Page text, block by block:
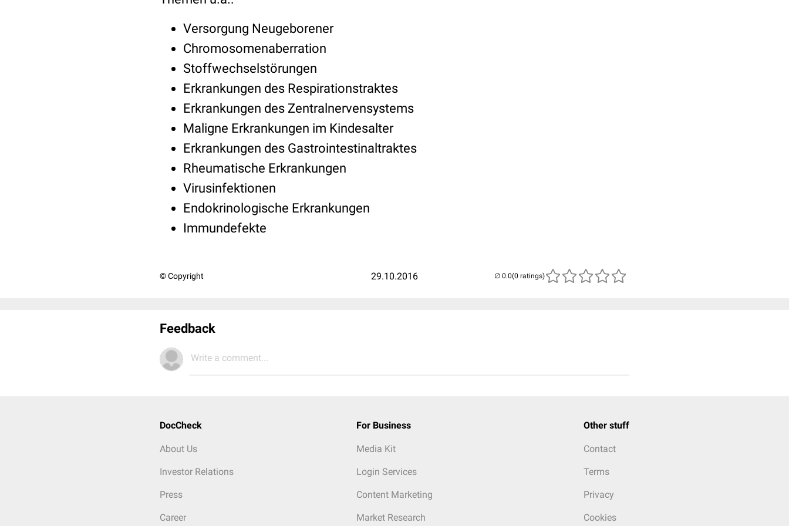
Versorgung Neugeborener
Chromosomenaberration
Stoffwechselstörungen
Erkrankungen des Respirationstraktes
Erkrankungen des Zentralnervensystems
Maligne Erkrankungen im Kindesalter
Erkrankungen des Gastrointestinaltraktes
Rheumatische Erkrankungen
Virusinfektionen
Endokrinologische Erkrankungen
Immundefekte
© Copyright 29.10.2016 (0 ratings)
Feedback
Write a comment...
DocCheck
About Us
Investor Relations
Press
Career
For Business
Media Kit
Login Services
Content Marketing
Market Research
Other stuff
Contact
Terms
Privacy
Cookies